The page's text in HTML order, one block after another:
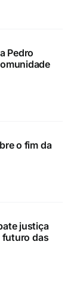
Pedro
o fim da
justiça
futuro das